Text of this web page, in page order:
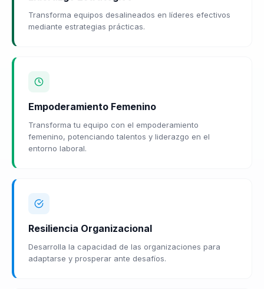
Transforma equipos desalineados en líderes efectivos
mediante estrategias prácticas.
Empoderamiento Femenino
Transforma tu equipo con el empoderamiento
femenino, potenciando talentos y liderazgo en el
entorno laboral.
Resiliencia Organizacional
Desarrolla la capacidad de las organizaciones para
adaptarse y prosperar ante desafíos.